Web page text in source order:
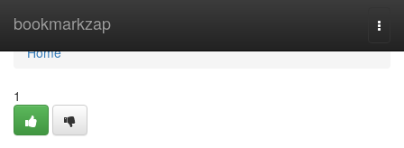
bookmarkzap
Home
Home
1